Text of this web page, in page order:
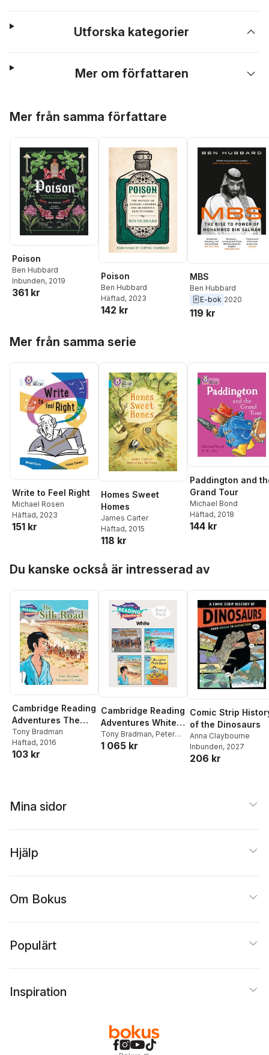
Utforska kategorier
Mer om författaren
Mer från samma författare
Poison
Ben Hubbard
Inbunden, 2019
361 kr
Poison
Ben Hubbard
Häftad, 2023
142 kr
MBS
Ben Hubbard
E-bok 2020
119 kr
Mer från samma serie
Write to Feel Right
Michael Rosen
Häftad, 2023
151 kr
Homes Sweet
Homes
James Carter
Häftad, 2015
118 kr
Paddington and
Grand Tour
Michael Bond
Häftad, 2018
144 kr
Du kanske också är intresserad av
Cambridge Reading
Adventures The
Silk Road White
Band
Tony Bradman
Häftad, 2016
103 kr
Cambridge Reading
Adventures White
Band Pack
Tony Bradman, Peter
Millett, Jonathan Scott
1 065 kr
Comic Strip
of the Dinosaurs
Anna Claybourne
Inbunden, 2027
206 kr
Mina sidor
Hjälp
Om Bokus
Populärt
Inspiration